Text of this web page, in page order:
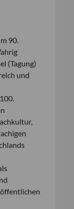
90.
(Tagung)
und